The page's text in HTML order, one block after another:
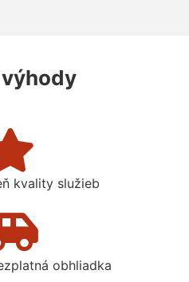
kvality služieb
obhliadka